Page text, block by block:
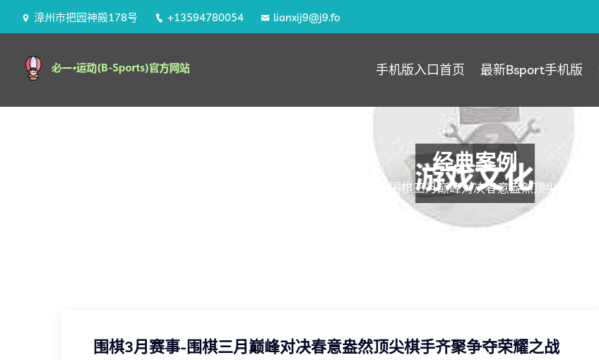
漳州市把园神殿178号 +13594780054 lianxij9@j9.fo
手机版入口首页 最新Bsport手机版
经典案例
围棋3月赛事-围棋三月巅峰对决春意盎然顶尖棋手齐
围棋3月赛事-围棋三月巅峰对决春意盎然顶尖棋手齐聚争夺荣耀之战